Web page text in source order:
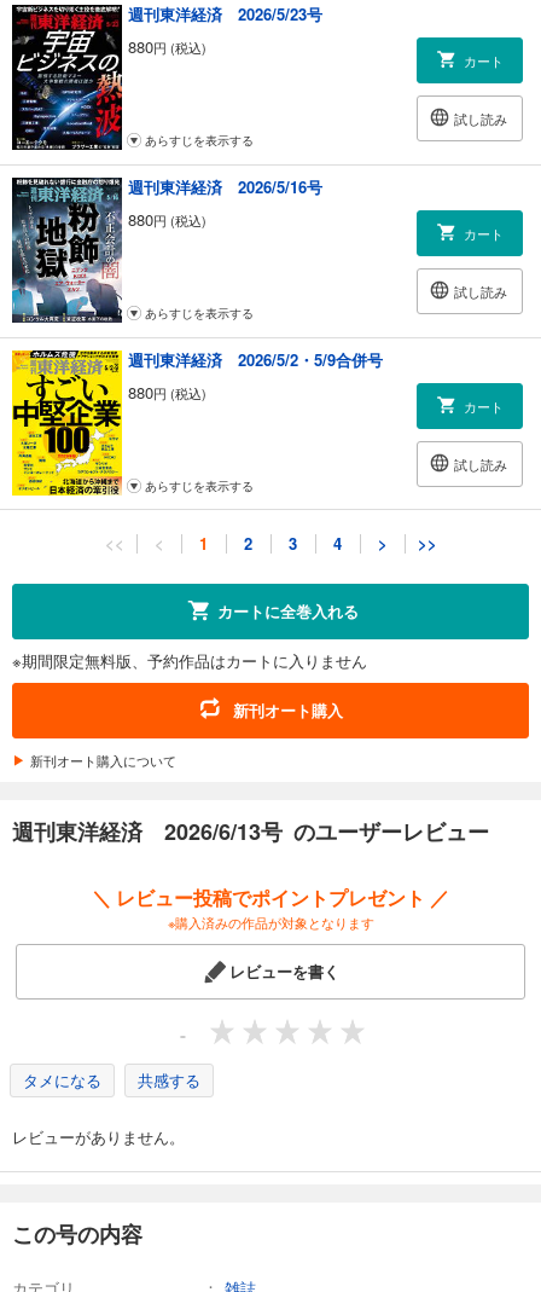
週刊東洋経済 2026/5/23号
880円 (税込)
カート
試し読み
あらすじを表示する
週刊東洋経済 2026/5/16号
880円 (税込)
カート
試し読み
あらすじを表示する
週刊東洋経済 2026/5/2・5/9合併号
880円 (税込)
カート
試し読み
あらすじを表示する
週刊東洋経済 2026/4/18・4/25合併号
試し読み
あらすじを表示する
週刊東洋経済 2026/4/11号
880円 (税込)
あらすじを表示する
880 円 (税込)
あらすじを表示する
週刊東洋経済 2026/3/28号
880円 (税込)
あらすじを表示する
週刊東洋経済 2026/3/14・3/21合併号
<< < 1 2 3 4 > >>
カートに全巻入れる
※期間限定無料版、予約作品はカートに入りません
新刊オート購入
新刊オート購入について
週刊東洋経済 2026/6/13号 のユーザーレビュー
＼ レビュー投稿でポイントプレゼント ／
※購入済みの作品が対象となります
レビューを書く
-
タメになる 共感する
レビューがありません。
この号の内容
カテゴリ 雑誌